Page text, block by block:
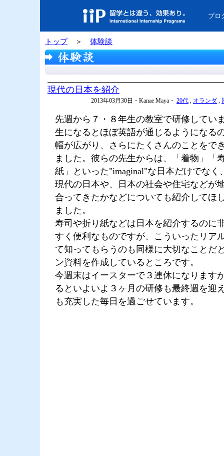
プロ
トップ＞ 体験談
現代の日本を紹介
2013年03月30日・Kanae Maya・ 20代 , オランダ ,
先週から７・８年生の教室で研修してい
生になるとほぼ英語が通じるようになる
幅が広がり、さらにたくさんのことをで
ました。彼らの先生からは、「着物」「
紙」といった"imaginal"な日本だけでなく
現代の日本や、日本の社会や住宅などが
合ってきたかなどについても紹介してほ
ました。
寿司や折り紙などは日本を紹介するのに
すく便利なものですが、こういったリア
て知ってもらうのも同様に大切なことだ
ン資料を作成しているところです。
今週末はイースターで３連休になります
るといよいよ３ヶ月の研修も最終週を迎
も充実した毎日を過ごせています。